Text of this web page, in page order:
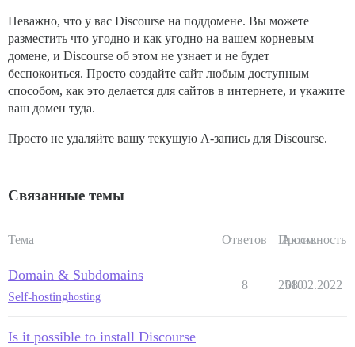
Неважно, что у вас Discourse на поддомене. Вы можете
разместить что угодно и как угодно на вашем корневым
домене, и Discourse об этом не узнает и не будет
беспокоиться. Просто создайте сайт любым доступным
способом, как это делается для сайтов в интернете, и укажите
ваш домен туда.
Просто не удаляйте вашу текущую A-запись для Discourse.
Связанные темы
Тема Ответов Просм.
Активность
Domain & Subdomains
Self-hostinghosting
8 2510
08.02.2022
Is it possible to install Discourse